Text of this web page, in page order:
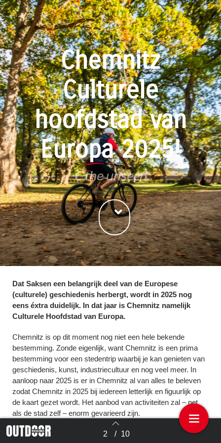
Terug naar overzicht 2 / 10
Chemnitz
Culturele
hoofdstad van
Europa 2025!
C the unseen
Dat Saksen een belangrijk deel van de Europese
(culturele) geschiedenis herbergt, wordt in 2025 nog
eens éxtra duidelijk. In dat jaar is Chemnitz namelijk
Culturele Hoofdstad van Europa.
Chemnitz is op dit moment nog niet een hele bekende
bestemming. Zonde eigenlijk, want Chemnitz is een prima
bestemming voor een stedentrip waarbij je kan genieten van
geschiedenis, kunst, industriecultuur en nog veel meer. In
aanloop naar 2025 is er in Chemnitz al van alles te beleven
zodat Chemnitz in 2025 bij iedereen letterlijk en figuurlijk op
de kaart gezet wordt. Het aanbod van activiteiten zal – net
als de stad zelf – enorm gevarieerd zijn.
Wat is er allemaal te doen in de stad?